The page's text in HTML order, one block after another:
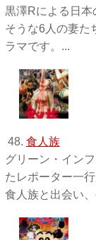
黒澤Rによる日本
そうな6人の妻た
ラマです。...
48. 食人族
グリーン・イン
たレポーター一
食人族と出会い